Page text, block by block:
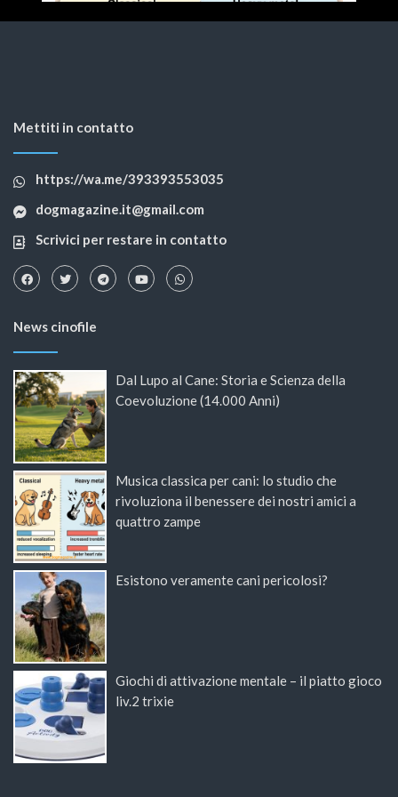
Mettiti in contatto
https://wa.me/393393553035
dogmagazine.it@gmail.com
Scrivici per restare in contatto
News cinofile
Dal Lupo al Cane: Storia e Scienza della
Coevoluzione (14.000 Anni)
Musica classica per cani: lo studio che
rivoluziona il benessere dei nostri amici a
quattro zampe
Esistono veramente cani pericolosi?
Giochi di attivazione mentale – il piatto gioco
liv.2 trixie